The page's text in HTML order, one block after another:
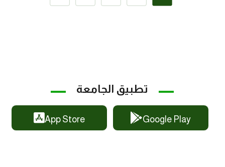
تطبيق الجامعة
Google Play
App Store